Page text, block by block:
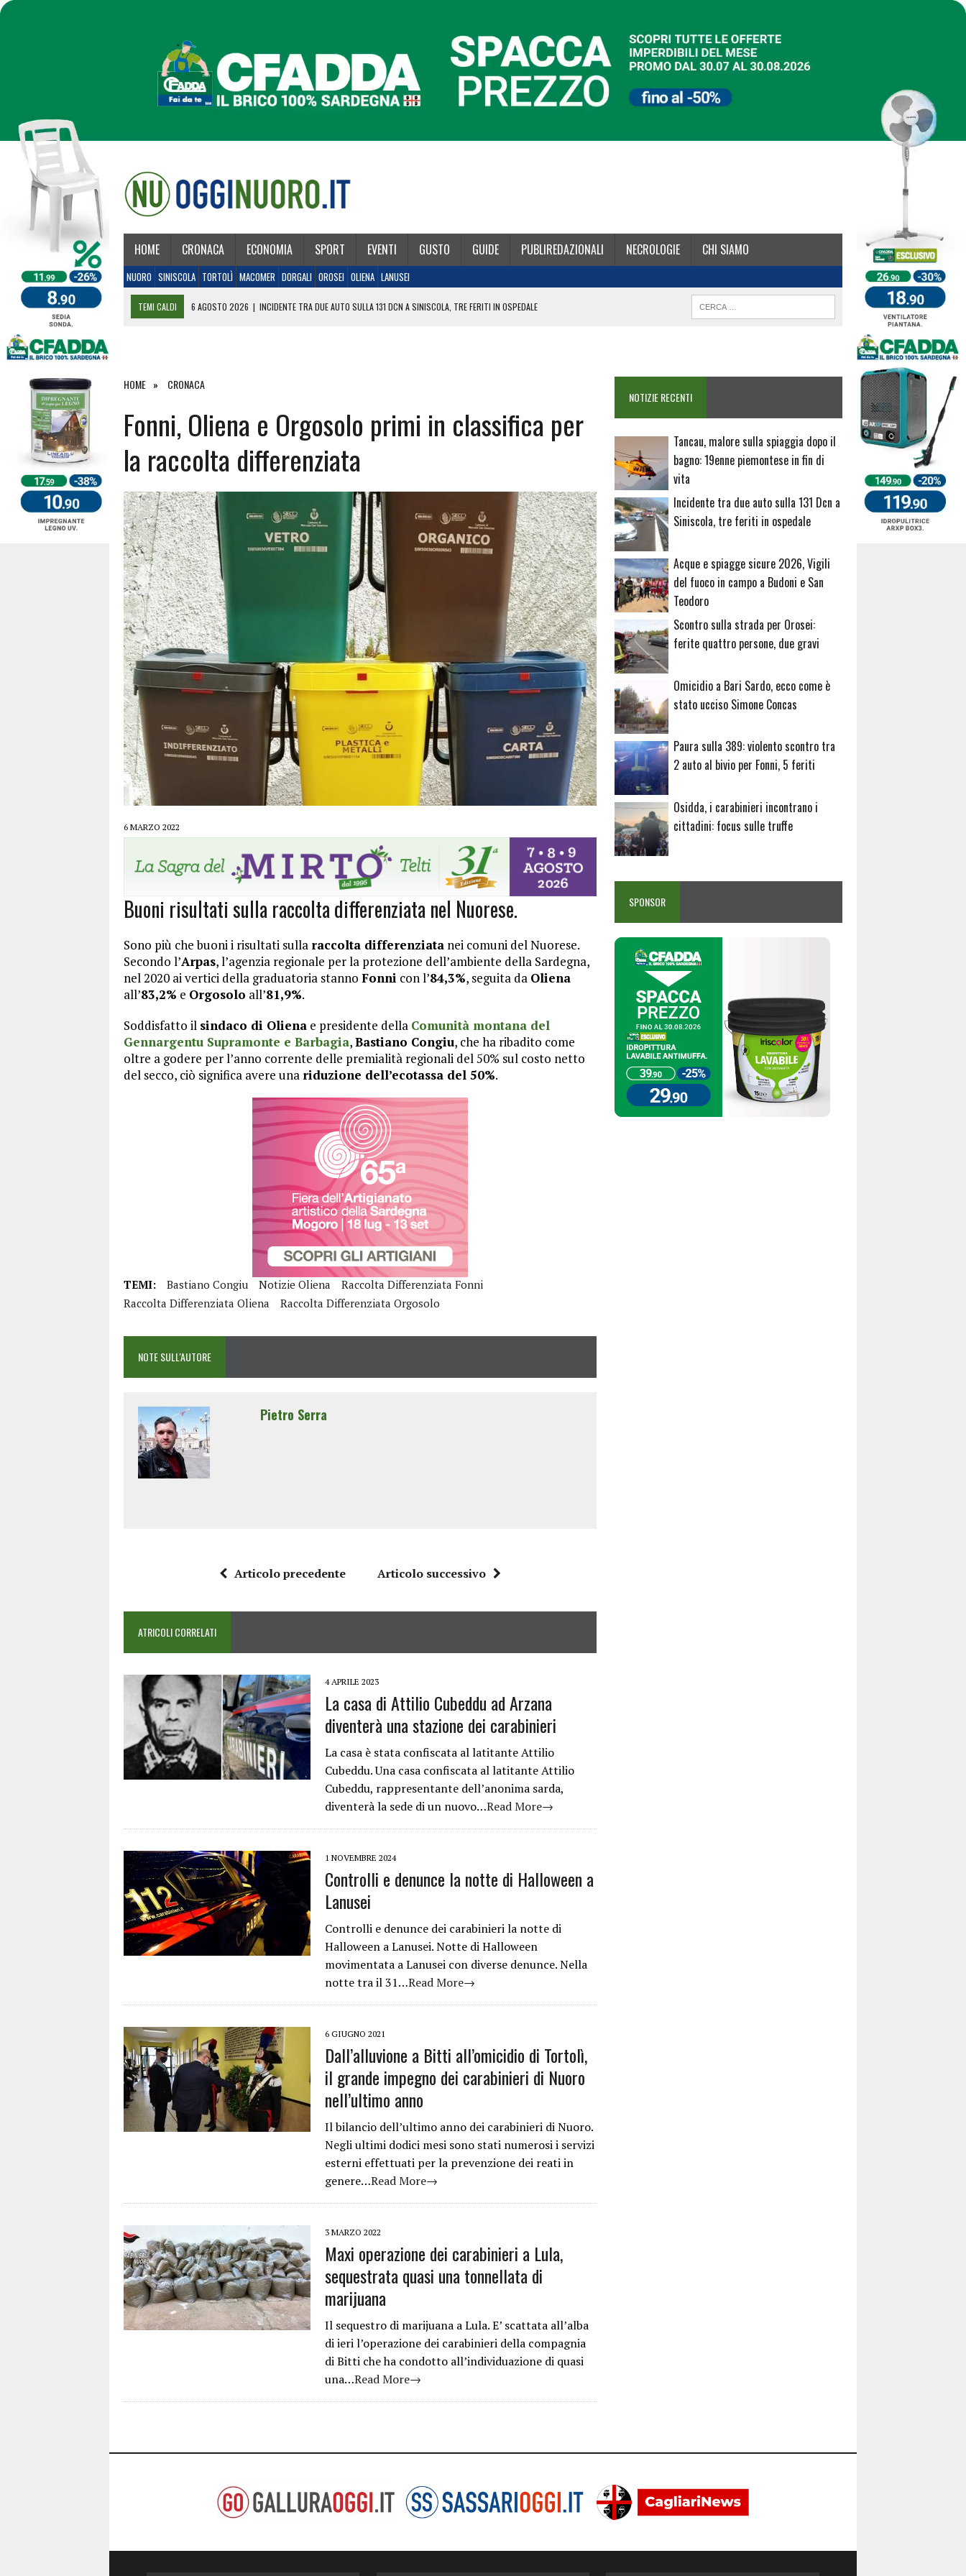
HOME CRONACA ECONOMIA SPORT EVENTI GUSTO GUIDE PUBLIREDAZIONALI NECROLOGIE CHI SIAMO
NUORO SINISCOLA TORTOLÌ MACOMER DORGALI OROSEI OLIENA LANUSEI
TEMI CALDI 6 AGOSTO 2026 | INCIDENTE TRA DUE AUTO SULLA 131 DCN A SINISCOLA, TRE FERITI IN OSPEDALE
27 LUGLIO 2026
|
HOME CRONACA
Fonni, Oliena e Orgosolo primi in classifica per
la raccolta differenziata
6 MARZO 2022
Buoni risultati sulla raccolta differenziata nel Nuorese.
Sono più che buoni i risultati sulla raccolta differenziata nei comuni del Nuorese.
Secondo l’Arpas, l’agenzia regionale per la protezione dell’ambiente della Sardegna,
nel 2020 ai vertici della graduatoria stanno Fonni con l’84,3%, seguita da Oliena
all’83,2% e Orgosolo all’81,9%.
Soddisfatto il sindaco di Oliena e presidente della Comunità montana del
Gennargentu Supramonte e Barbagia,Bastiano Congiu, che ha ribadito come
oltre a godere per l’anno corrente delle premialità regionali del 50% sul costo netto
del secco, ciò significa avere una riduzione dell’ecotassa del 50%.
TEMI: Bastiano Congiu Notizie Oliena
Raccolta Differenziata Fonni
Raccolta Differenziata Oliena
Raccolta Differenziata Orgosolo
NOTE SULL'AUTORE
Pietro Serra
Articolo precedente Articolo successivo
ATRICOLI CORRELATI
4 APRILE 2023
La casa di Attilio Cubeddu ad Arzana
diventerà una stazione dei carabinieri
La casa è stata confiscata al latitante Attilio
Cubeddu. Una casa confiscata al latitante Attilio
Cubeddu, rappresentante dell’anonima sarda,
diventerà la sede di un nuovo…Read More→
1 NOVEMBRE 2024
Controlli e denunce la notte di Halloween a
Lanusei
Controlli e denunce dei carabinieri la notte di
Halloween a Lanusei. Notte di Halloween
movimentata a Lanusei con diverse denunce. Nella
notte tra il 31…Read More→
6 GIUGNO 2021
Dall’alluvione a Bitti all’omicidio di Tortolì,
il grande impegno dei carabinieri di Nuoro
nell’ultimo anno
Il bilancio dell’ultimo anno dei carabinieri di Nuoro.
Negli ultimi dodici mesi sono stati numerosi i servizi
esterni effettuati per la prevenzione dei reati in
genere…Read More→
3 MARZO 2022
Maxi operazione dei carabinieri a Lula,
sequestrata quasi una tonnellata di
marijuana
Il sequestro di marijuana a Lula. E’ scattata all’alba
di ieri l’operazione dei carabinieri della compagnia
di Bitti che ha condotto all’individuazione di quasi
una…Read More→
NOTIZIE RECENTI
Tancau, malore sulla spiaggia dopo il
bagno: 19enne piemontese in fin di
vita
Incidente tra due auto sulla 131 Dcn a
Siniscola, tre feriti in ospedale
Acque e spiagge sicure 2026, Vigili
del fuoco in campo a Budoni e San
Teodoro
Scontro sulla strada per Orosei:
ferite quattro persone, due gravi
Omicidio a Bari Sardo, ecco come è
stato ucciso Simone Concas
Paura sulla 389: violento scontro tra
2 auto al bivio per Fonni, 5 feriti
Osidda, i carabinieri incontrano i
cittadini: focus sulle truffe
SPONSOR